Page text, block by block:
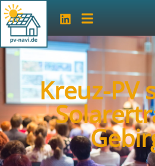
Kreuz-PV